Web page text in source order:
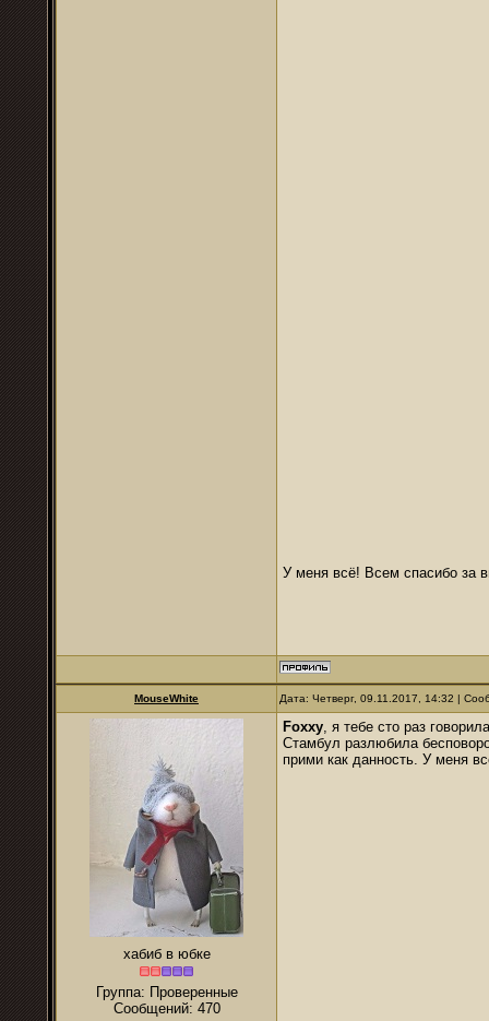
У меня всё! Всем спасибо за
MouseWhite Дата: Четверг, 09.11.2017, 14:32 |
хабиб в юбке
Группа: Проверенные
Сообщений: 470
Foxxy, я тебе сто раз
Стамбул разлюбила
прими как данность. У меня